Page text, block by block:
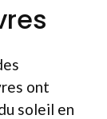
ont
soleil en